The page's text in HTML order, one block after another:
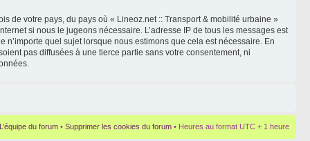
de votre pays, du pays où « Lineoz.net :: Transport & mobilité urbaine »
si nous le jugeons nécessaire. L’adresse IP de tous les messages est
quel sujet lorsque nous estimons que cela est nécessaire. En
pas diffusées à une tierce partie sans votre consentement, ni
L’équipe du forum • Supprimer les cookies du forum • Heures au format UTC + 1 heure